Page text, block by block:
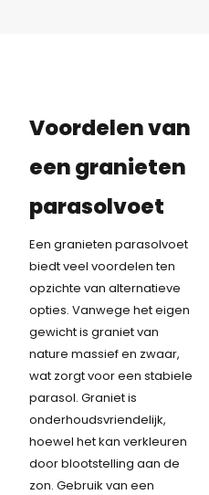
s
2
9
,
-
.
Voordelen van
een granieten
parasolvoet
Een granieten parasolvoet
biedt veel voordelen ten
opzichte van alternatieve
opties. Vanwege het eigen
gewicht is graniet van
nature massief en zwaar,
wat zorgt voor een stabiele
parasol. Graniet is
onderhoudsvriendelijk,
hoewel het kan verkleuren
door blootstelling aan de
zon. Gebruik van een